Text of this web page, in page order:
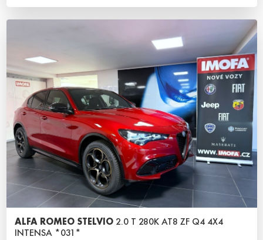
ALFA ROMEO STELVIO 2.0 T 280K AT8 ZF Q4 4X4
INTENSA *031*